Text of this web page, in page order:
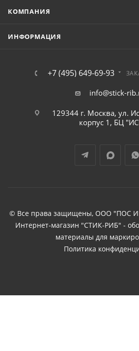
КОМПАНИЯ
ИНФОРМАЦИЯ
+7 (495) 649-69-93
info@stick-
129344 г. Москва, ул.
корпус 1, БЦ
© Все права защищены, ООО "ПОС
Интернет-магазин "СТИК-РИБ" -
материалы для
Политика